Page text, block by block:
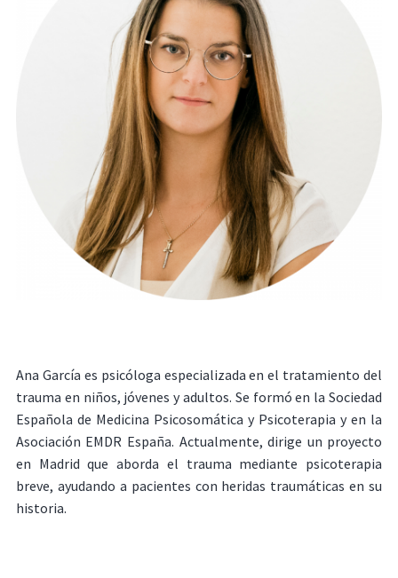
Ana García es psicóloga especializada en el tratamiento del
trauma en niños, jóvenes y adultos. Se formó en la Sociedad
Española de Medicina Psicosomática y Psicoterapia y en la
Asociación EMDR España. Actualmente, dirige un proyecto
en Madrid que aborda el trauma mediante psicoterapia
breve, ayudando a pacientes con heridas traumáticas en su
historia.